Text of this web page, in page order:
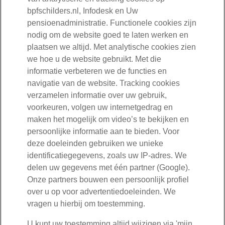
Lees meer
Tweede Kamer. Als deze wetswijziging ingaat, kan uw
werknemer ervoor kiezen een deel van het opgebouwde
ouderdomspensioen in één keer te laten uitbetalen op het
moment dat hij met pensioen gaat. De ingangsdatum van
deze wettelijke mogelijkheid is uitgesteld naar 1 januari in
Lees meer
begrijpelijk en bruikbaar
De nieuwsbrief van BPF Schilders wordt beoordeeld met een
7,6 gemiddeld. Dat blijkt uit een onderzoek onder
werknemers, ondernemers en gepensioneerden.
Lees meer resultaten
04-01-2023 - Uw nettopensioen in 2023
Ontvangt u pensioen van BPF Schilders? Dan ontvangt u in
januari of februari een pensioenspecificatie. Hierop staat de
hoogte van uw pensioen en de inhoudingen. Door
wijzigingen in de wettelijke inhoudingen verandert uw
nettopensioen.
Lees meer
02-01-2023 - Pensioenreglement gewijzigd
Het pensioenreglement is ten opzichte van vorig jaar
gewijzigd.
Lees meer
Archief
Nieuwsberichten 2022
Nieuwsberichten 2021
Nieuwsberichten 2020
Nieuwsberichten 2019
030-277 56 00
bpfschilders.nl, Infodesk en Uw
pensioenadministratie. Functionele cookies zijn
nodig om de website goed te laten werken en
plaatsen we altijd. Met analytische cookies zien
we hoe u de website gebruikt. Met die
informatie verbeteren we de functies en
navigatie van de website. Tracking cookies
verzamelen informatie over uw gebruik,
voorkeuren, volgen uw internetgedrag en
maken het mogelijk om video’s te bekijken en
persoonlijke informatie aan te bieden. Voor
deze doeleinden gebruiken we unieke
identificatiegegevens, zoals uw IP-adres. We
delen uw gegevens met één partner (Google).
Onze partners bouwen een persoonlijk profiel
over u op voor advertentiedoeleinden. We
vragen u hierbij om toestemming.